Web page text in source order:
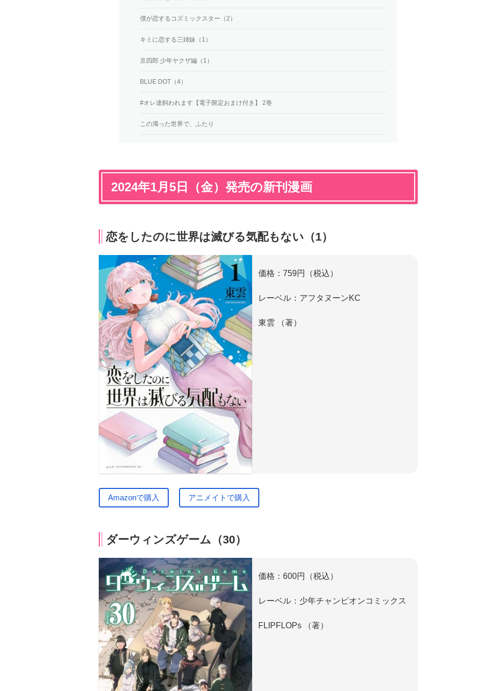
僕が恋するコズミックスター（2）
キミに恋する三姉妹（1）
京四郎 少年ヤクザ編（1）
BLUE DOT（4）
#オレ達飼われます【電子限定おまけ付き】 2巻
この濁った世界で、ふたり
2024年1月5日（金）発売の新刊漫画
恋をしたのに世界は滅びる気配もない（1）
価格：759円（税込）
レーベル：アフタヌーンKC
東雲 （著）
Amazonで購入 アニメイトで購入
ダーウィンズゲーム（30）
価格：600円（税込）
レーベル：少年チャンピオンコミックス
FLIPFLOPs （著）